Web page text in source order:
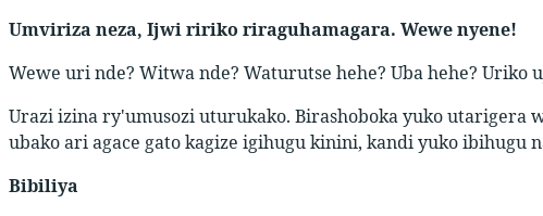
Umviriza neza, Ijwi ririko riraguhamagara. Wewe nyene!
Wewe uri nde? Witwa nde? Waturutse hehe? Uba hehe? Uriko
Urazi izina ry'umusozi uturukako. Birashoboka yuko utarigera
ubako ari agace gato kagize igihugu kinini, kandi yuko ibihugu
Bibiliya